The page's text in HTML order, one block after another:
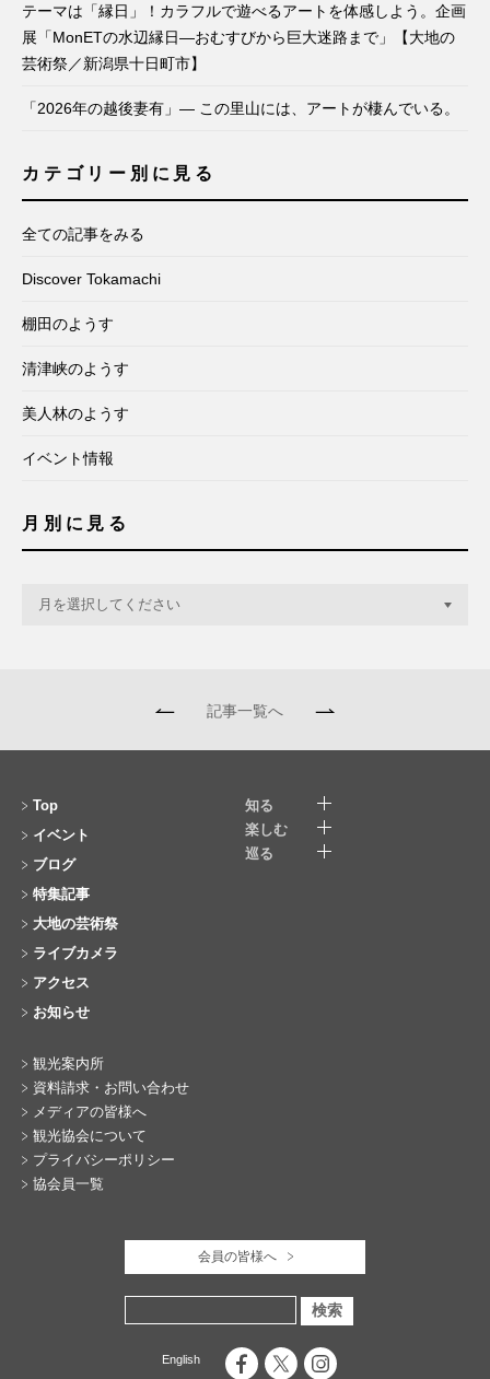
テーマは「縁日」！カラフルで遊べるアートを体感しよう。企画
展「MonETの水辺縁日―おむすびから巨大迷路まで」【大地の
芸術祭／新潟県十日町市】
「2026年の越後妻有」— この里山には、アートが棲んでいる。
カテゴリー別に見る
全ての記事をみる
Discover Tokamachi
棚田のようす
清津峡のようす
美人林のようす
イベント情報
月別に見る
記事一覧へ
Top
イベント
ブログ
特集記事
大地の芸術祭
ライブカメラ
アクセス
お知らせ
知る
楽しむ
巡る
観光案内所
資料請求・お問い合わせ
メディアの皆様へ
観光協会について
プライバシーポリシー
協会員一覧
会員の皆様へ
English